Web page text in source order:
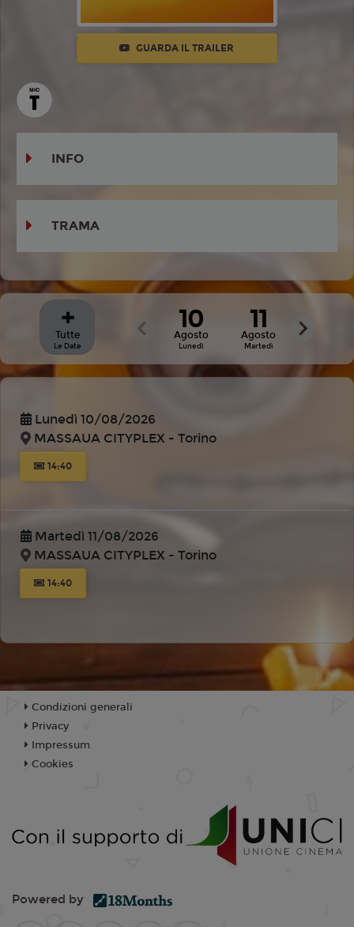
+
Tutte
Le Date
10
Agosto
Lunedì
11
Agosto
Martedì
GUARDA IL TRAILER
INFO
TRAMA
Lunedì 10/08/2026
MASSAUA CITYPLEX - Torino
14:40
Martedì 11/08/2026
MASSAUA CITYPLEX - Torino
14:40
Condizioni generali
Privacy
Impressum
Cookies
Powered by